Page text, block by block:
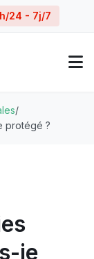
24 - 7j/7
/
protégé ?
je